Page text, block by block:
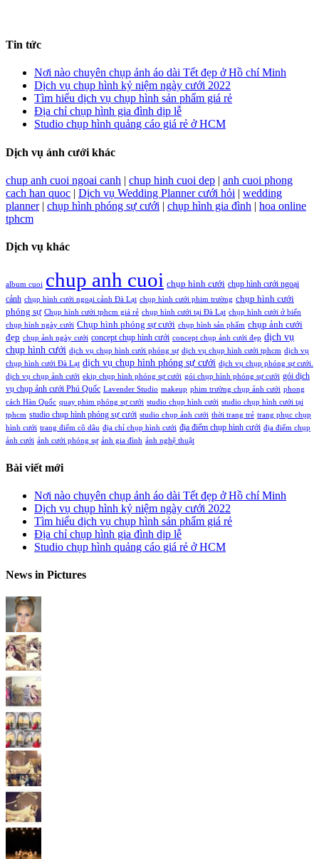
Tin tức
Nơi nào chuyên chụp ảnh áo dài Tết đẹp ở Hồ chí Minh
Dịch vụ chụp hình kỷ niệm ngày cưới 2022
Tìm hiểu dịch vụ chụp hình sản phẩm giá rẻ
Địa chỉ chụp hình gia đình dịp lễ
Studio chụp hình quảng cáo giá rẻ ở HCM
Dịch vụ ảnh cưới khác
chup anh cuoi ngoai canh | chup hinh cuoi dep | anh cuoi phong
cach han quoc | Dịch vụ Wedding Planner cưới hỏi | wedding
planner| chụp hình phóng sự cưới | chụp hình gia đình | hoa online
tphcm
Dịch vụ khác
album cuoi chup anh cuoi chụp hình cưới chụp hình cưới ngoại
cảnh chụp hình cưới ngoại cảnh Đà Lạt chụp hình cưới phim trường chụp hình cưới
phóng sự Chụp hình cưới tphcm giá rẻ chụp hình cưới tại Đà Lạt chụp hình cưới ở biển
chụp hình ngày cưới Chụp hình phóng sự cưới chụp hình sản phẩm chụp ảnh cưới
đẹp chụp ảnh ngày cưới concept chụp hình cưới concept chụp ảnh cưới đẹp dịch vụ
chụp hình cưới dịch vụ chụp hình cưới phóng sự dịch vụ chụp hình cưới tphcm dịch vụ
chụp hình cưới Đà Lạt dịch vụ chụp hình phóng sự cưới dịch vụ chụp phóng sự cưới.
dịch vụ chụp ảnh cưới ekip chụp hình phóng sự cưới gói chụp hình phóng sự cưới gói dịch
vụ chụp ảnh cưới Phú Quốc Lavender Studio makeup phim trường chụp ảnh cưới phong
cách Hàn Quốc quay phim phóng sự cưới studio chụp hình cưới studio chụp hình cưới tại
tphcm studio chụp hình phóng sự cưới studio chụp ảnh cưới thời trang trẻ trang phục chụp
hình cưới trang điểm cô dâu địa chỉ chụp hình cưới địa điểm chụp hình cưới địa điểm chụp
ảnh cưới ảnh cưới phóng sự ảnh gia đình ảnh nghệ thuật
Bài viết mới
Nơi nào chuyên chụp ảnh áo dài Tết đẹp ở Hồ chí Minh
Dịch vụ chụp hình kỷ niệm ngày cưới 2022
Tìm hiểu dịch vụ chụp hình sản phẩm giá rẻ
Địa chỉ chụp hình gia đình dịp lễ
Studio chụp hình quảng cáo giá rẻ ở HCM
News in Pictures